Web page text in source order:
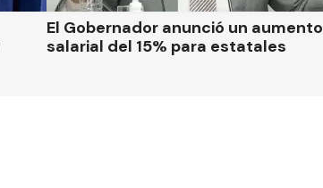
El Gobernador anunció un aumento
salarial del 15% para estatales